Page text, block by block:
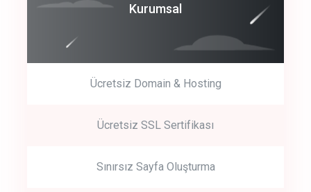
Get Started
Start by trying our service for 30 days free trial no credit card
Kurumsal
Ücretsiz Domain & Hosting
Ücretsiz SSL Sertifikası
Sınırsız Sayfa Oluşturma
Coroprate